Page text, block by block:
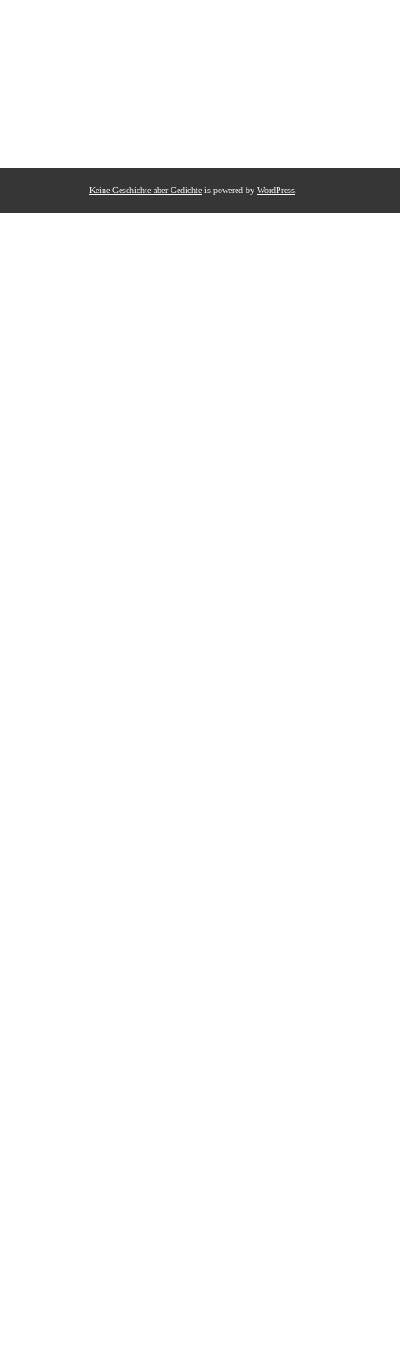
Keine Geschichte aber Gedichte is powered by WordPress